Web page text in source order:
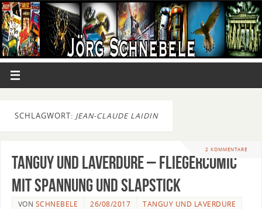
SCHLAGWORT: JEAN-CLAUDE LAIDIN
2 KOMMENTARE
Tanguy und Laverdure – Fliegercomic
mit Spannung und Slapstick
VON SCHNEBELE 26/08/2017 TANGUY UND LAVERDURE